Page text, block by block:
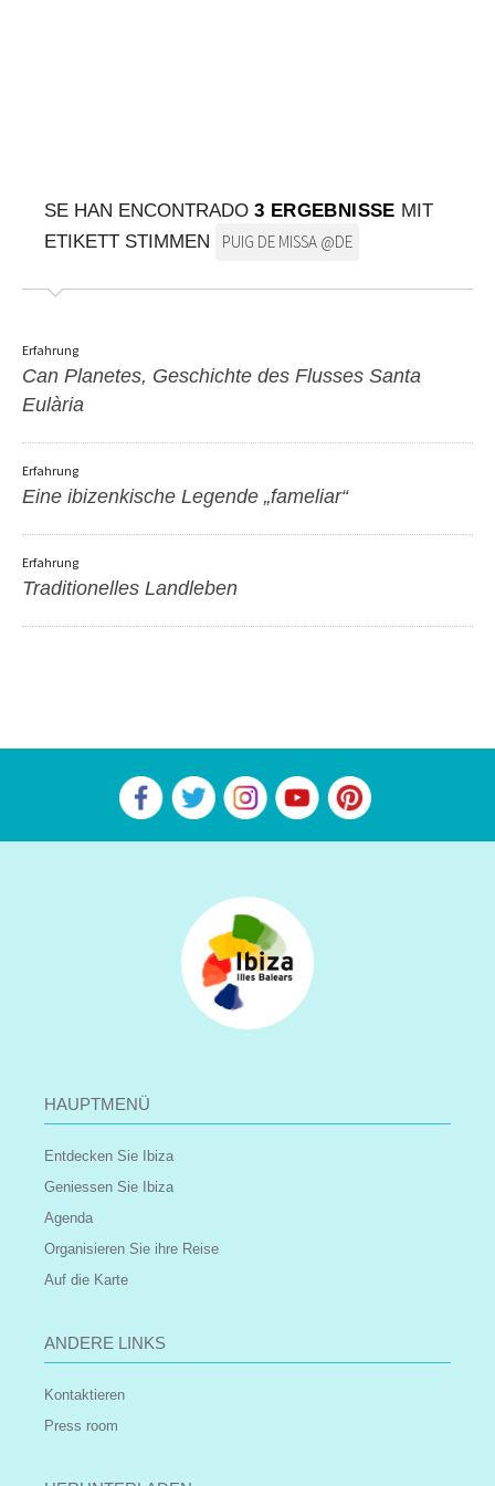
SE HAN ENCONTRADO 3 ERGEBNISSE MIT
ETIKETT STIMMEN
PUIG DE MISSA @DE
Erfahrung
Can Planetes, Geschichte des Flusses Santa
Eulària
Erfahrung
Eine ibizenkische Legende „fameliar“
Erfahrung
Traditionelles Landleben
HAUPTMENÜ
Entdecken Sie Ibiza
Geniessen Sie Ibiza
Agenda
Organisieren Sie ihre Reise
Auf die Karte
ANDERE LINKS
Kontaktieren
Press room